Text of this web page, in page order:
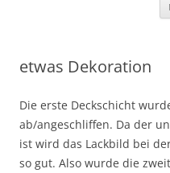
etwas Dekoration
Die erste Deckschicht
ab/angeschliffen. Da der
ist wird das Lackbild bei
so gut. Also wurde die